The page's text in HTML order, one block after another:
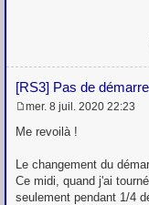
[RS3] Pas de
e
a
g
e
mer. 8 juil. 2020 22:23
Me revoilà !
Le changement du
Ce midi, quand j'ai
seulement pendant 1/4